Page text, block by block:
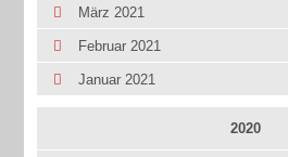
März 2021
Februar 2021
Januar 2021
2020